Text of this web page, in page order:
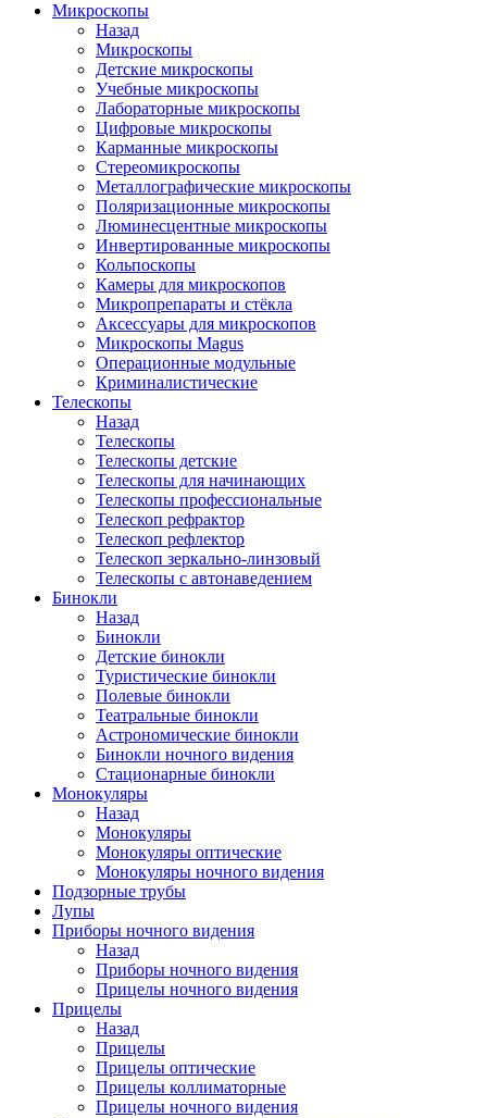
Микроскопы
Назад
Микроскопы
Детские микроскопы
Учебные микроскопы
Лабораторные микроскопы
Цифровые микроскопы
Карманные микроскопы
Стереомикроскопы
Металлографические микроскопы
Поляризационные микроскопы
Люминесцентные микроскопы
Инвертированные микроскопы
Кольпоскопы
Камеры для микроскопов
Микропрепараты и стёкла
Аксессуары для микроскопов
Микроскопы Magus
Операционные модульные
Криминалистические
Телескопы
Назад
Телескопы
Телескопы детские
Телескопы для начинающих
Телескопы профессиональные
Телескоп рефрактор
Телескоп рефлектор
Телескоп зеркально-линзовый
Телескопы с автонаведением
Бинокли
Назад
Бинокли
Детские бинокли
Туристические бинокли
Полевые бинокли
Театральные бинокли
Астрономические бинокли
Бинокли ночного видения
Стационарные бинокли
Монокуляры
Назад
Монокуляры
Монокуляры оптические
Монокуляры ночного видения
Подзорные трубы
Лупы
Приборы ночного видения
Назад
Приборы ночного видения
Прицелы ночного видения
Прицелы
Назад
Прицелы
Прицелы оптические
Прицелы коллиматорные
Прицелы ночного видения